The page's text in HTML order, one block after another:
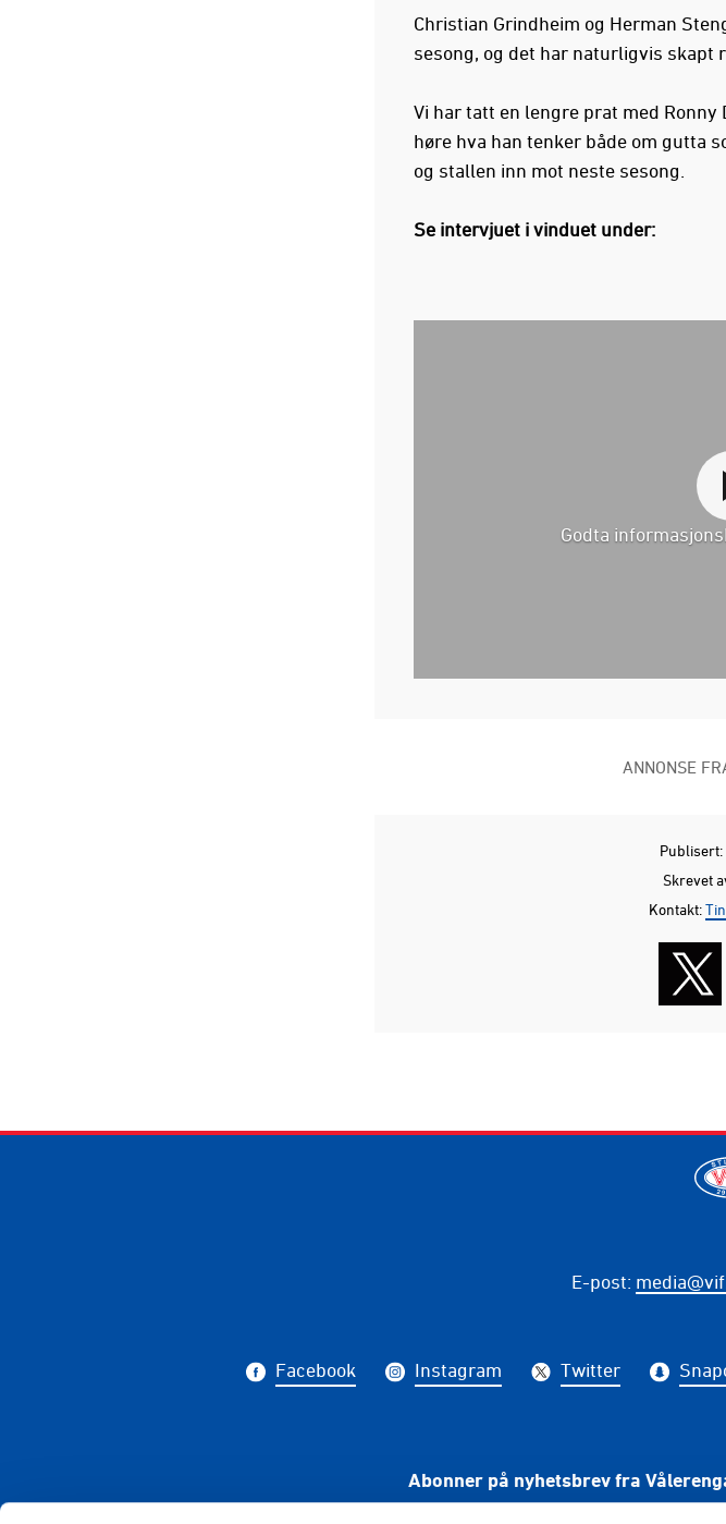
Christian Grindheim og Herman
sesong, og det har naturligvis skapt
Vi har tatt en lengre prat med Ronny
høre hva han tenker både om gutta
og stallen inn mot neste sesong.
Se intervjuet i vinduet under:
Godta
ANNONSE
Skrevet
Kontakt:
E-post:
Facebook Instagram Twitter
Abonner på nyhetsbrev fra